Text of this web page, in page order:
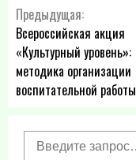
Навигация
по
записям
Предыдущая:
Всероссийская акция
«Культурный уровень»:
методика организации
воспитательной работы